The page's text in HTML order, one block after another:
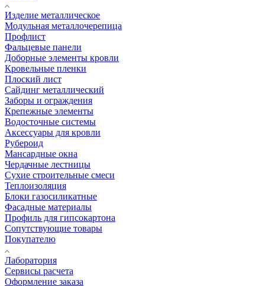
Изделие металлическое
Модульная металлочерепица
Профлист
Фальцевые панели
Доборные элементы кровли
Кровельные пленки
Плоский лист
Сайдинг металлический
Заборы и ограждения
Крепежные элементы
Водосточные системы
Аксессуары для кровли
Рубероид
Мансардные окна
Чердачные лестницы
Сухие строительные смеси
Теплоизоляция
Блоки газосиликатные
Фасадные материалы
Профиль для гипсокартона
Сопутствующие товары
Покупателю
Лаборатория
Сервисы расчета
Оформление заказа